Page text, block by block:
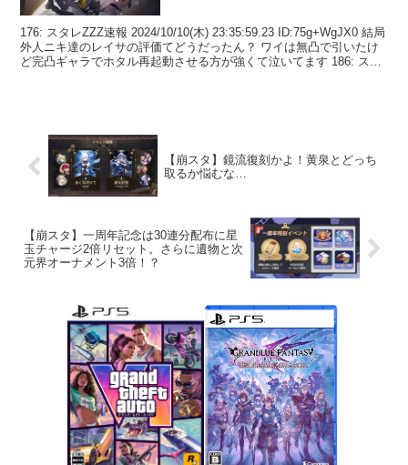
176: スタレZZZ速報 2024/10/10(木) 23:35:59.23 ID:75g+WgJX0 結局
外人ニキ達のレイサの評価てどうだったん？ ワイは無凸で引いたけ
ど完凸ギャラでホタル再起動させる方が強くて泣いてます 186: ス
【崩スタ】鏡流復刻かよ！黄泉とどっち
取るか悩むな…
【崩スタ】一周年記念は30連分配布に星
玉チャージ2倍リセット。さらに遺物と次
元界オーナメント3倍！？